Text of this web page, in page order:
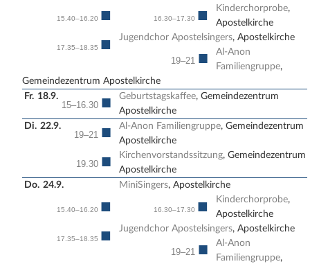
15.40–16.20 ■ 16.30–17.30 ■ Kinderchorprobe,
Apostelkirche
17.35–18.35 ■ Jugendchor Apostelsingers, Apostelkirche
19–21 ■
Al-Anon
Familiengruppe,
Gemeindezentrum Apostelkirche
Fr. 18.9.
15–16.30 ■ Geburtstagskaffee, Gemeindezentrum
Apostelkirche
Di. 22.9.
19–21 ■ Al-Anon Familiengruppe, Gemeindezentrum
Apostelkirche
19.30 ■ Kirchenvorstandssitzung, Gemeindezentrum
Apostelkirche
Do. 24.9.
15.40–16.20 ■
MiniSingers, Apostelkirche
16.30–17.30 ■ Kinderchorprobe,
Apostelkirche
17.35–18.35 ■ Jugendchor Apostelsingers, Apostelkirche
19–21 ■
Al-Anon
Familiengruppe,